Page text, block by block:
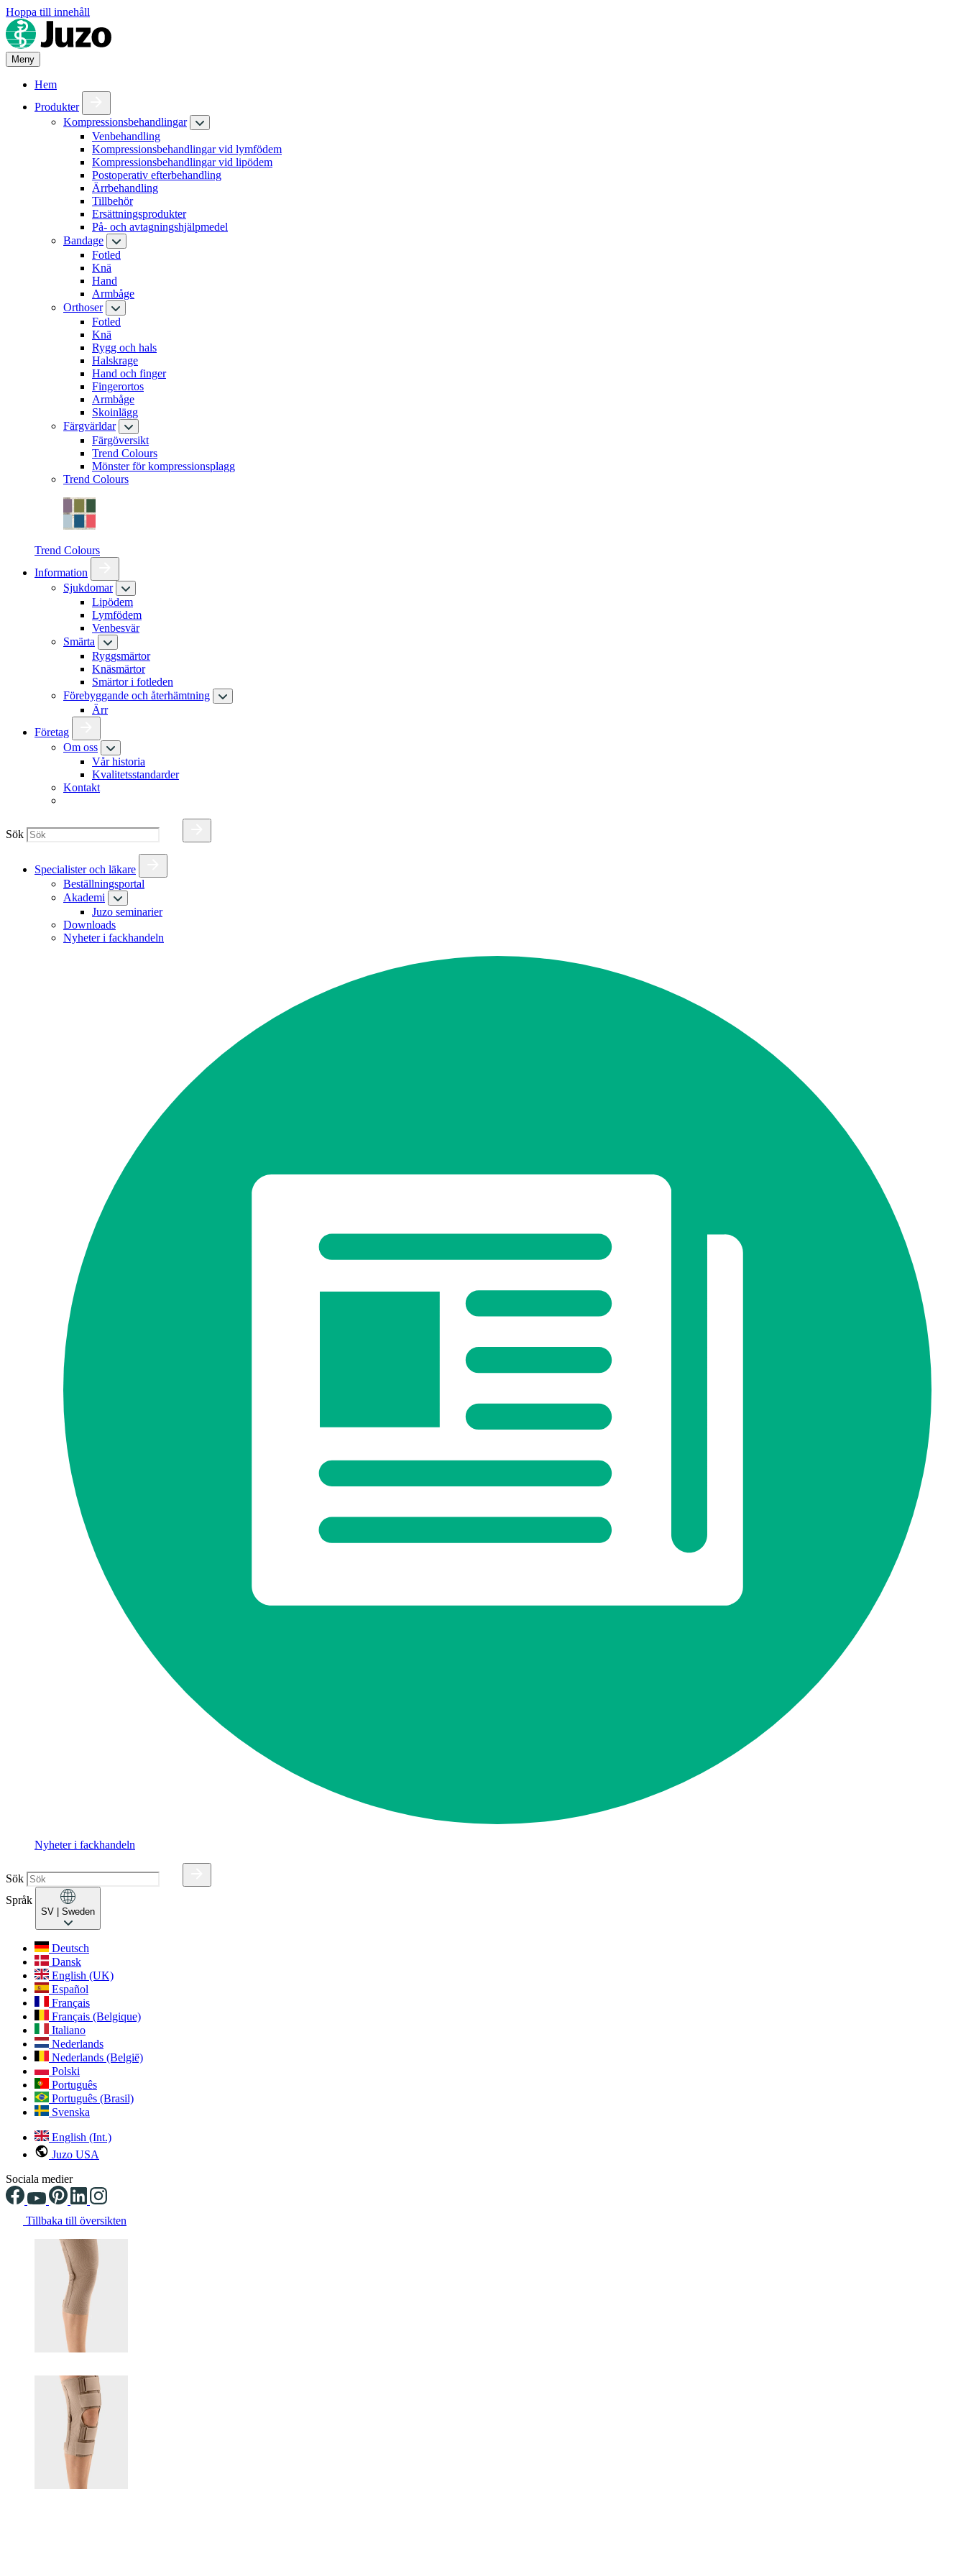
Hoppa till innehåll
Meny
Hem
Produkter
Kompressionsbehandlingar
Venbehandling
Kompressionsbehandlingar vid lymfödem
Kompressionsbehandlingar vid lipödem
Postoperativ efterbehandling
Ärrbehandling
Tillbehör
Ersättningsprodukter
På- och avtagningshjälpmedel
Bandage
Fotled
Knä
Hand
Armbåge
Orthoser
Fotled
Knä
Rygg och hals
Halskrage
Hand och finger
Fingerortos
Armbåge
Skoinlägg
Färgvärldar
Färgöversikt
Trend Colours
Mönster för kompressionsplagg
Trend Colours
Trend Colours
Information
Sjukdomar
Lipödem
Lymfödem
Venbesvär
Smärta
Ryggsmärtor
Knäsmärtor
Smärtor i fotleden
Förebyggande och återhämtning
Ärr
Företag
Om oss
Vår historia
Kvalitetsstandarder
Kontakt
Sök
Specialister och läkare
Beställningsportal
Akademi
Juzo seminarier
Downloads
Nyheter i fackhandeln
Nyheter i fackhandeln
Sök
Språk
SV | Sweden
Deutsch
Dansk
English (UK)
Español
Français
Français (Belgique)
Italiano
Nederlands
Nederlands (België)
Polski
Português
Português (Brasil)
Svenska
English (Int.)
Juzo USA
Sociala medier
Tillbaka till översikten